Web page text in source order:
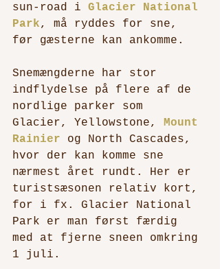
sun-road i Glacier National
Park, må ryddes for sne,
før gæsterne kan ankomme.
Snemængderne har stor
indflydelse på flere af de
nordlige parker som
Glacier, Yellowstone, Mount
Rainier og North Cascades,
hvor der kan komme sne
nærmest året rundt. Her er
turistsæsonen relativ kort,
for i fx. Glacier National
Park er man først færdig
med at fjerne sneen omkring
1 juli.